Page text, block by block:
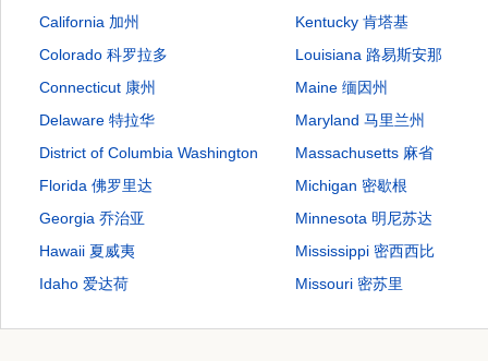
California 加州
Kentucky 肯塔基
Colorado 科罗拉多
Louisiana 路易斯安那
Connecticut 康州
Maine 缅因州
Delaware 特拉华
Maryland 马里兰州
District of Columbia Washington
D.C. 华盛顿市
Massachusetts 麻省
Florida 佛罗里达
Michigan 密歇根
Georgia 乔治亚
Minnesota 明尼苏达
Hawaii 夏威夷
Mississippi 密西西比
Idaho 爱达荷
Missouri 密苏里